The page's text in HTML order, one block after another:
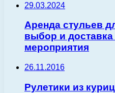
29.03.2024
Аренда стульев
выбор и
мероприятия
26.11.2016
Рулетики из